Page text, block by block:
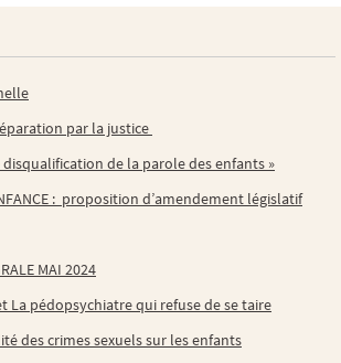
par la justice
de la parole des enfants »
: proposition d’amendement législatif
MAI 2024
La pédopsychiatre qui refuse de se taire
des crimes sexuels sur les enfants